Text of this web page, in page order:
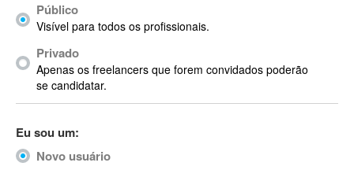
Acrobat X
ACT
Actian
Actimize
ActionScript 3
Active Directory
Público
Visível para todos os profissionais.
Privado
Apenas os freelancers que forem convidados poderão
se candidatar.
Eu sou um:
Novo usuário